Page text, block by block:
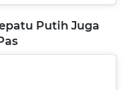
Putih Juga